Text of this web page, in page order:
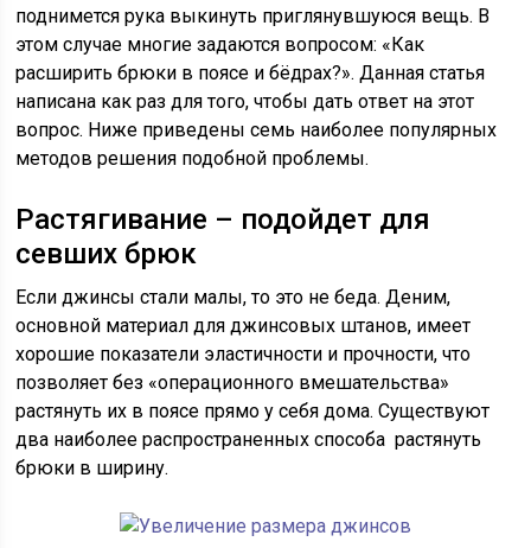
поднимется рука выкинуть приглянувшуюся вещь. В
этом случае многие задаются вопросом: «Как
расширить брюки в поясе и бёдрах?». Данная статья
написана как раз для того, чтобы дать ответ на этот
вопрос. Ниже приведены семь наиболее популярных
методов решения подобной проблемы.
Растягивание – подойдет для
севших брюк
Если джинсы стали малы, то это не беда. Деним,
основной материал для джинсовых штанов, имеет
хорошие показатели эластичности и прочности, что
позволяет без «операционного вмешательства»
растянуть их в поясе прямо у себя дома. Существуют
два наиболее распространенных способа растянуть
брюки в ширину.